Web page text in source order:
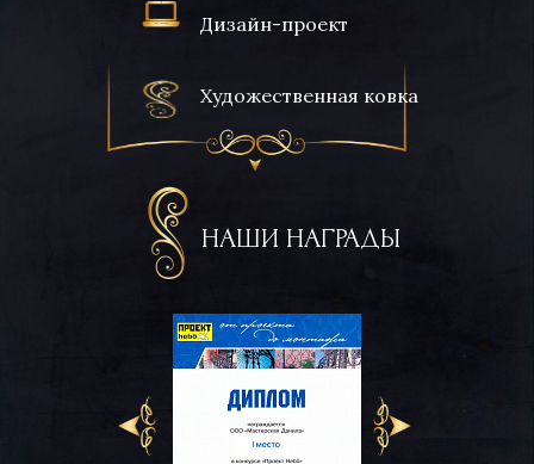
Дизайн-проект
Художественная ковка
НАШИ НАГРАДЫ